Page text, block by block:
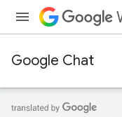
Google Chat